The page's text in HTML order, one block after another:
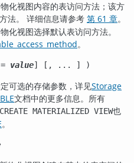
化视图内容的表访问方法；该方
法。 详细信息请参考 第 61 章。
化视图选择默认表访问方法。
。
value] [, ... ] )
可选的存储参数，详见Storage
文档中的更多信息。所有
CREATE MATERIALIZED VIEW也
。